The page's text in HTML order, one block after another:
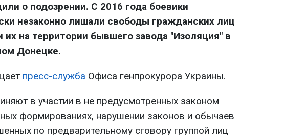
о подозрении. С 2016 года боевики
незаконно лишали свободы гражданских лиц
их на территории бывшего завода "Изоляция" в
Донецке.
пресс-служба Офиса генпрокурора Украины.
в участии в не предусмотренных законом
формированиях, нарушении законов и обычаев
по предварительному сговору группой лиц